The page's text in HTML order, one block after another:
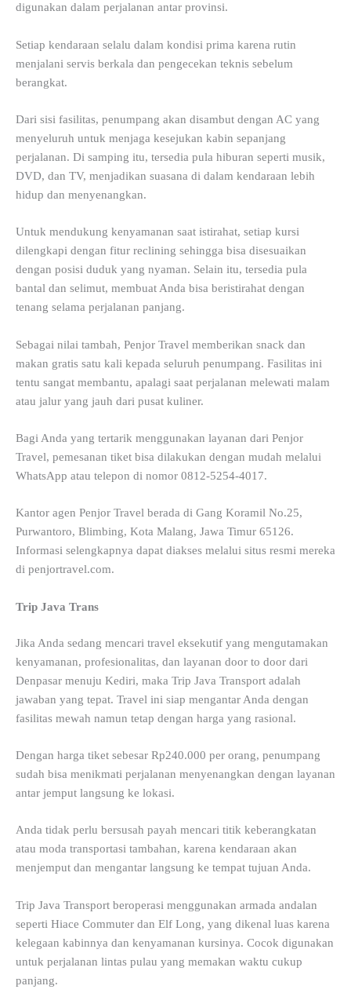
digunakan dalam perjalanan antar provinsi.
Setiap kendaraan selalu dalam kondisi prima karena rutin
menjalani servis berkala dan pengecekan teknis sebelum
berangkat.
Dari sisi fasilitas, penumpang akan disambut dengan AC yang
menyeluruh untuk menjaga kesejukan kabin sepanjang
perjalanan. Di samping itu, tersedia pula hiburan seperti musik,
DVD, dan TV, menjadikan suasana di dalam kendaraan lebih
hidup dan menyenangkan.
Untuk mendukung kenyamanan saat istirahat, setiap kursi
dilengkapi dengan fitur reclining sehingga bisa disesuaikan
dengan posisi duduk yang nyaman. Selain itu, tersedia pula
bantal dan selimut, membuat Anda bisa beristirahat dengan
tenang selama perjalanan panjang.
Sebagai nilai tambah, Penjor Travel memberikan snack dan
makan gratis satu kali kepada seluruh penumpang. Fasilitas ini
tentu sangat membantu, apalagi saat perjalanan melewati malam
atau jalur yang jauh dari pusat kuliner.
Bagi Anda yang tertarik menggunakan layanan dari Penjor
Travel, pemesanan tiket bisa dilakukan dengan mudah melalui
WhatsApp atau telepon di nomor 0812-5254-4017.
Kantor agen Penjor Travel berada di Gang Koramil No.25,
Purwantoro, Blimbing, Kota Malang, Jawa Timur 65126.
Informasi selengkapnya dapat diakses melalui situs resmi mereka
di penjortravel.com.
Trip Java Trans
Jika Anda sedang mencari travel eksekutif yang mengutamakan
kenyamanan, profesionalitas, dan layanan door to door dari
Denpasar menuju Kediri, maka Trip Java Transport adalah
jawaban yang tepat. Travel ini siap mengantar Anda dengan
fasilitas mewah namun tetap dengan harga yang rasional.
Dengan harga tiket sebesar Rp240.000 per orang, penumpang
sudah bisa menikmati perjalanan menyenangkan dengan layanan
antar jemput langsung ke lokasi.
Anda tidak perlu bersusah payah mencari titik keberangkatan
atau moda transportasi tambahan, karena kendaraan akan
menjemput dan mengantar langsung ke tempat tujuan Anda.
Trip Java Transport beroperasi menggunakan armada andalan
seperti Hiace Commuter dan Elf Long, yang dikenal luas karena
kelegaan kabinnya dan kenyamanan kursinya. Cocok digunakan
untuk perjalanan lintas pulau yang memakan waktu cukup
panjang.